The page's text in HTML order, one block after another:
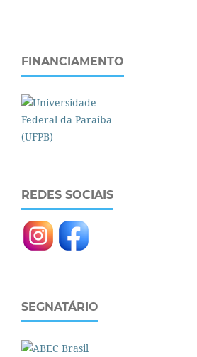
FINANCIAMENTO
REDES SOCIAIS
SEGNATÁRIO